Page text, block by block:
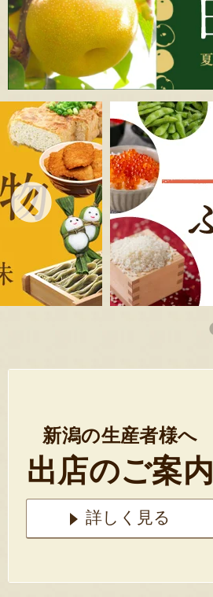
新潟の生産者様へ
出店のご案内
詳しく見る